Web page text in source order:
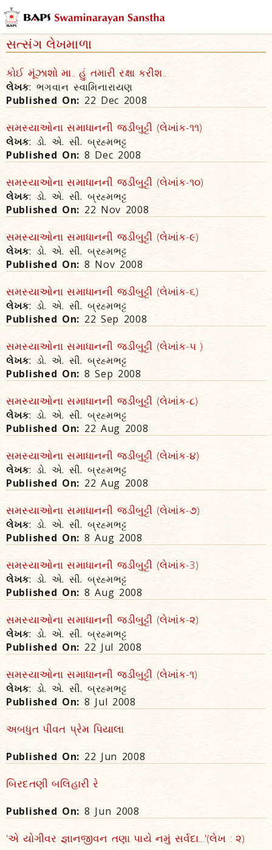
સત્સંગ લેખમાળા
કોઈ મૂંઝાશો મા.. હું તમારી રક્ષા કરીશ..
લેખક: ભગવાન સ્વામિનારાયણ
Published On: 22 Dec 2008
સમસ્યાઓના સમાધાનની જડીબુટ્ટી (લેખાંક-૧૧)
લેખક: ડો. એ. સી. બ્રહ્મભટ્ટ
Published On: 8 Dec 2008
સમસ્યાઓના સમાધાનની જડીબુટ્ટી (લેખાંક-૧૦)
લેખક: ડો. એ. સી. બ્રહ્મભટ્ટ
Published On: 22 Nov 2008
સમસ્યાઓના સમાધાનની જડીબુટ્ટી (લેખાંક-૯)
લેખક: ડો. એ. સી. બ્રહ્મભટ્ટ
Published On: 8 Nov 2008
સમસ્યાઓના સમાધાનની જડીબુટ્ટી (લેખાંક-૬)
લેખક: ડો. એ. સી. બ્રહ્મભટ્ટ
Published On: 22 Sep 2008
સમસ્યાઓના સમાધાનની જડીબુટ્ટી (લેખાંક-૫ )
લેખક: ડો. એ. સી. બ્રહ્મભટ્ટ
Published On: 8 Sep 2008
સમસ્યાઓના સમાધાનની જડીબુટ્ટી (લેખાંક-૮)
લેખક: ડો. એ. સી. બ્રહ્મભટ્ટ
Published On: 22 Aug 2008
સમસ્યાઓના સમાધાનની જડીબુટ્ટી (લેખાંક-૪)
લેખક: ડો. એ. સી. બ્રહ્મભટ્ટ
Published On: 22 Aug 2008
સમસ્યાઓના સમાધાનની જડીબુટ્ટી (લેખાંક-૭)
લેખક: ડો. એ. સી. બ્રહ્મભટ્ટ
Published On: 8 Aug 2008
સમસ્યાઓના સમાધાનની જડીબુટ્ટી (લેખાંક-3)
લેખક: ડો. એ. સી. બ્રહ્મભટ્ટ
Published On: 8 Aug 2008
સમસ્યાઓના સમાધાનની જડીબુટ્ટી (લેખાંક-૨)
લેખક: ડો. એ. સી. બ્રહ્મભટ્ટ
Published On: 22 Jul 2008
સમસ્યાઓના સમાધાનની જડીબુટ્ટી (લેખાંક-૧)
લેખક: ડો. એ. સી. બ્રહ્મભટ્ટ
Published On: 8 Jul 2008
અબધુત પીવત પ્રેમ પિયાલા
Published On: 22 Jun 2008
બિરદતણી બલિહારી રે
Published On: 8 Jun 2008
'એ યોગીવર જ્ઞાનજીવન તણા પાયે નમું સર્વદા...'(લેખ : ૨)